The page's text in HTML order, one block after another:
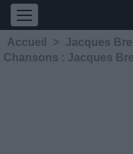
Accueil > Jacques Brel
Chansons : Jacques Brel